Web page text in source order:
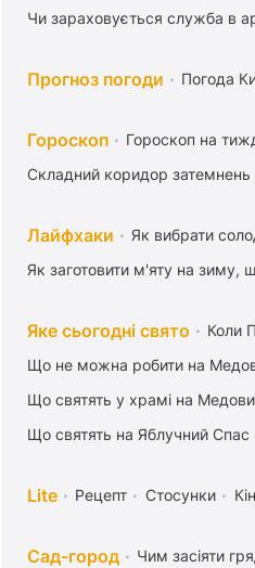
Чи зараховується служба в
Прогноз погоди Погода
Гороскоп Гороскоп на
Складний коридор затемнень
Лайфхаки Як вибрати
Як заготовити м'яту на зиму,
Яке сьогодні свято Коли
Що не можна робити на
Що святять у храмі на
Що святять на Яблучний Спас
Lite Рецепт Стосунки
Сад-город Чим засіяти